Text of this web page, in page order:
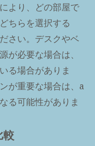
より、どの部屋で
ちらを選択する
さい。デスクやベ
が必要な場合は、
る場合がありま
が重要な場合は、a
る可能性がありま
較